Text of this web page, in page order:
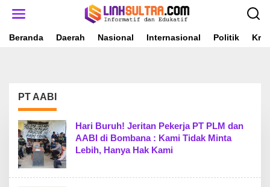
Beranda Daerah Nasional Internasional Politik
PT AABI
Hari Buruh! Jeritan Pekerja PT PLM dan
AABI di Bombana : Kami Tidak Minta
Lebih, Hanya Hak Kami